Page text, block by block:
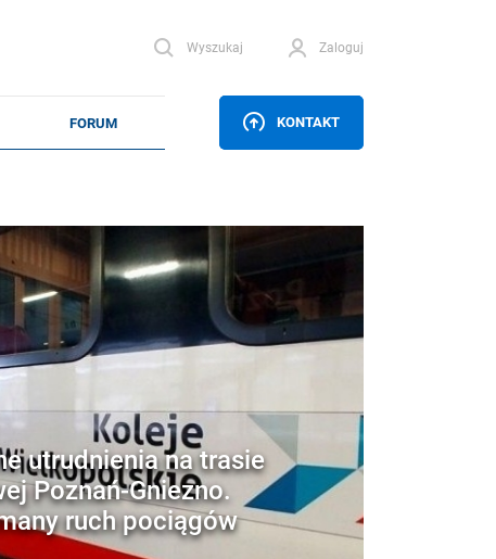
Wyszukaj Zaloguj
KONTAKT
utrudnienia na trasie
Poznań-Gniezno.
ruch pociągów